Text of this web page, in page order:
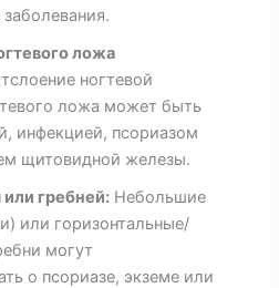
ложа
ногтевой
ложа может быть
инфекцией, псориазом
щитовидной железы.
гребней:Небольшие
или горизонтальные/
могут
о псориазе, экземе или